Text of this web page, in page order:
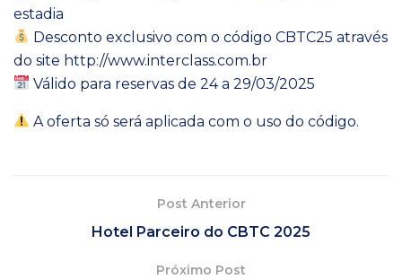
estadia
Desconto exclusivo com o código CBTC25 através
do site http://www.interclass.com.br
Válido para reservas de 24 a 29/03/2025
A oferta só será aplicada com o uso do código.
Post Anterior
Hotel Parceiro do CBTC 2025
Próximo Post